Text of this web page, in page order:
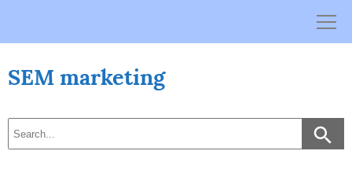
SEM marketing